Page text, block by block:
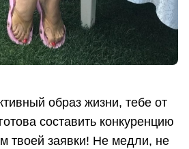
образ жизни, тебе от
составить конкуренцию
твоей заявки! Не медли, не